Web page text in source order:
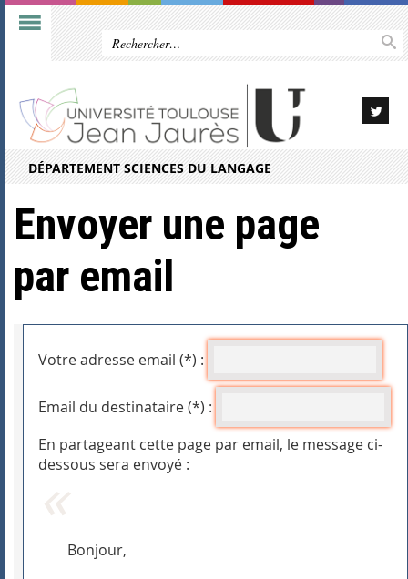
DÉPARTEMENT SCIENCES DU LANGAGE
Envoyer une page
par email
Votre adresse email (*) :
Email du destinataire (*) :
En partageant cette page par email, le message ci-
dessous sera envoyé :
Bonjour,